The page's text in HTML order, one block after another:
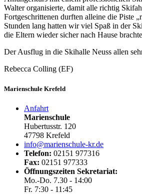
Walter organisierte, damit alle richtig
Fortgeschrittenen durften alleine die Piste
Stunden lang hatten wir viel Spaß in der
die Eltern wieder sicher nach Hause
Der Ausflug in die Skihalle Neuss allen
Rebecca Colling (EF)
Marienschule Krefeld
Anfahrt
Marienschule
Hubertusstr. 120
47798 Krefeld
info@marienschule-kr.de
Telefon: 02151 977316
Fax: 02151 977333
Öffnungszeiten Sekretariat:
Mo.-Do. 7.30 - 14:00
Fr. 7:30 - 11:45